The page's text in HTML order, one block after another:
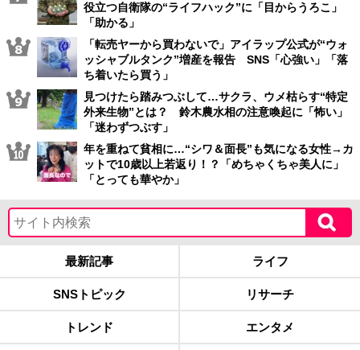
役立つ自衛隊の“ライフハック”に「目からうろこ」
「助かる」
「転売ヤーから買わないで」アイラップ公式が“ウォ
ッシャブルタンク”増産を報告 SNS「心強い」「落
ち着いたら買う」
見つけたら踏みつぶして…サクラ、ウメ枯らす“特定
外来生物”とは？ 鈴木農水相の注意喚起に「怖い」
「迷わずつぶす」
年を重ねて貧相に…“シワ＆面長”も気になる女性→カ
ットで10歳以上若返り！？「めちゃくちゃ美人に」
「とっても華やか」
最新記事 ライフ
SNSトピック リサーチ
トレンド エンタメ